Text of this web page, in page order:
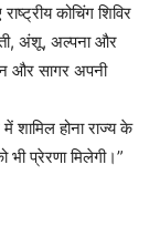
कोचिंग शिविर
अंशू, अल्पना और
और सागर अपनी
शामिल होना राज्य के
प्रेरणा मिलेगी।”